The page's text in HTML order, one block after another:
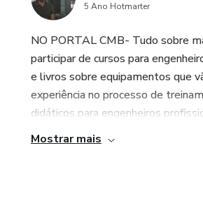
5 Ano Hotmarter
NO PORTAL CMB- Tudo sobre
participar de cursos para
e livros sobre equipamentos que
experiência no processo de
didáticos para engenheiros
Mostrar mais